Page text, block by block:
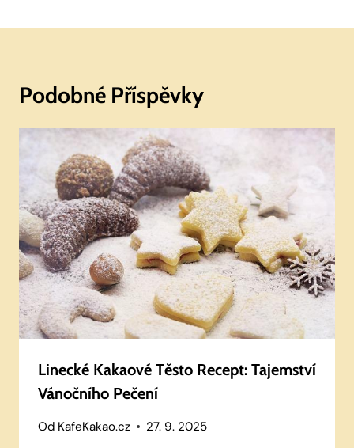
Podobné Příspěvky
Linecké Kakaové Těsto Recept: Tajemství
Vánočního Pečení
Od KafeKakao.cz 27. 9. 2025